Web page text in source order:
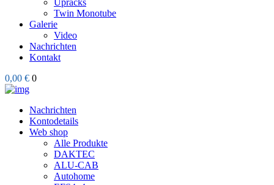
Upracks
Twin Monotube
Galerie
Video
Nachrichten
Kontakt
0,00 € 0
Nachrichten
Kontodetails
Web shop
Alle Produkte
DAKTEC
ALU-CAB
Autohome